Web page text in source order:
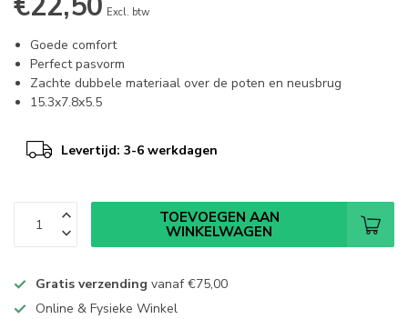
Excl. btw
Goede comfort
Perfect pasvorm
Zachte dubbele materiaal over de poten en neusbrug
15.3x7.8x5.5
Levertijd: 3-6 werkdagen
TOEVOEGEN AAN
WINKELWAGEN
Gratis verzending vanaf€75,00
Online & Fysieke Winkel